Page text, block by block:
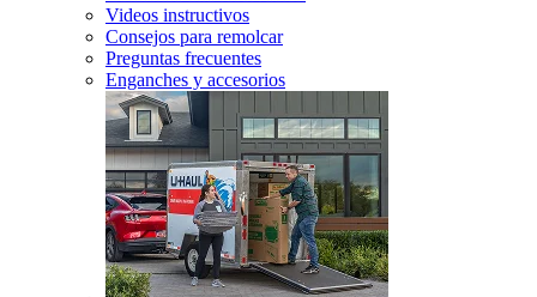
Videos instructivos
Consejos para remolcar
Preguntas frecuentes
Enganches y accesorios